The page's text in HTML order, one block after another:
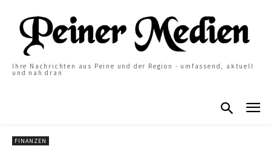
Ihre Nachrichten aus Peine und der Region - umfassend, aktuell
und nah dran
FINANZEN